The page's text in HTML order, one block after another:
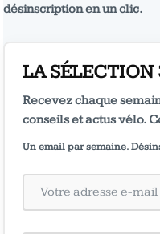
désinscription en un clic.
LA SÉLECTION
Recevez chaque
conseils et actus vélo.
Un email par semaine.